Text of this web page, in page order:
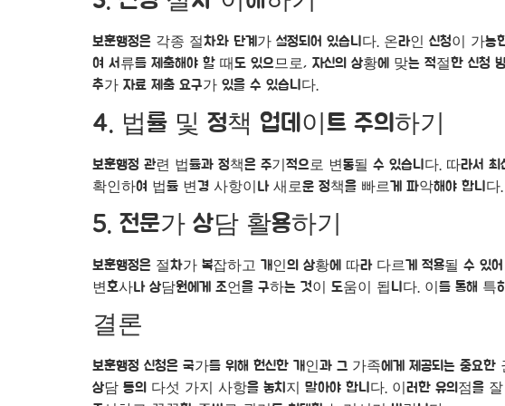
보훈행정은 각종 절차와 단계가 설정되어 있습니다. 온라인 신청이 가
여 서류를 제출해야 할 때도 있으므로, 자신의 상황에 맞는 적절한 신
추가 자료 제출 요구가 있을 수 있습니다.
4. 법률 및 정책 업데이트 주의하기
보훈행정 관련 법률과 정책은 주기적으로 변동될 수 있습니다. 따라서
확인하여 법률 변경 사항이나 새로운 정책을 빠르게 파악해야 합니다
5. 전문가 상담 활용하기
보훈행정은 절차가 복잡하고 개인의 상황에 따라 다르게 적용될 수 있
변호사나 상담원에게 조언을 구하는 것이 도움이 됩니다. 이를 통해 특
결론
보훈행정 신청은 국가를 위해 헌신한 개인과 그 가족에게 제공되는 중
상담 등의 다섯 가지 사항을 놓치지 말아야 합니다. 이러한 유의점을